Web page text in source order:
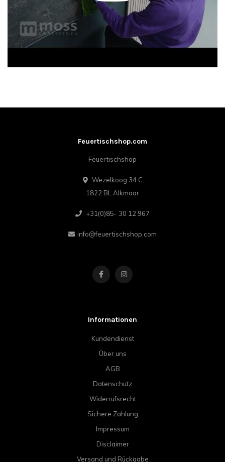
Feuertischshop.com
Feuertischshop
Wezelkoog 34 C
1822 BL Alkmaar
+31(0)85- 30 12 967
info@feuertischshop.com
Informationen
Kundendienst
Über uns
AGB
Datenschutz
Widerrufsrecht
Sichere Zahlung
Impressum
Disclaimer
Versand und Rückgabe